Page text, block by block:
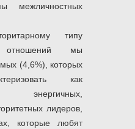
межличностных
типу
отношений мы
(4,6%), которых
как
энергичных,
лидеров,
которые любят